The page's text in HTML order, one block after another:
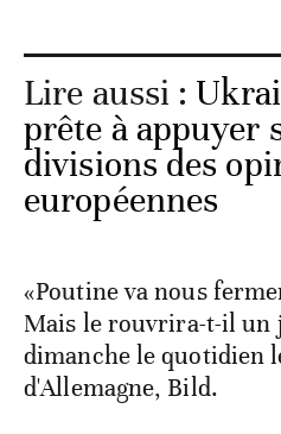
Lire aussi :
prête à appuyer
divisions des
européennes
«Poutine va nous
Mais le rouvrira-t-il un
dimanche le quotidien
d'Allemagne, Bild.